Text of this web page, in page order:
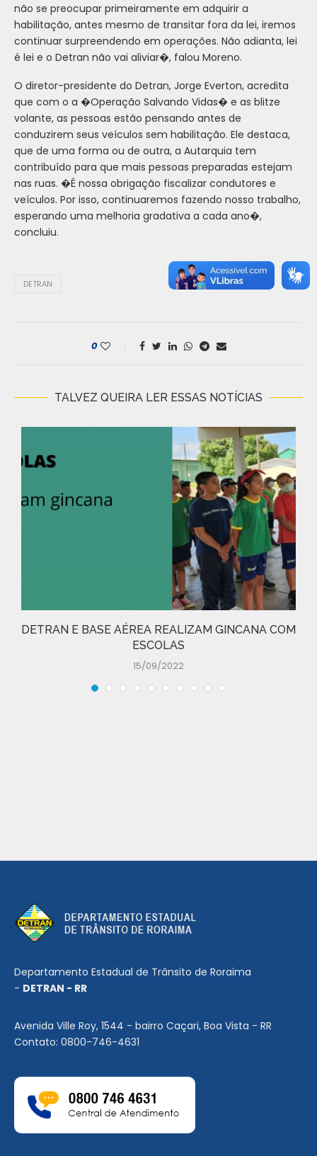
não se preocupar primeiramente em adquirir a
habilitação, antes mesmo de transitar fora da lei, iremos
continuar surpreendendo em operações. Não adianta, lei
é lei e o Detran não vai aliviar�, falou Moreno.
O diretor-presidente do Detran, Jorge Everton, acredita
que com o a �Operação Salvando Vidas� e as blitze
volante, as pessoas estão pensando antes de
conduzirem seus veículos sem habilitação. Ele destaca,
que de uma forma ou de outra, a Autarquia tem
contribuído para que mais pessoas preparadas estejam
nas ruas. �É nossa obrigação fiscalizar condutores e
veículos. Por isso, continuaremos fazendo nosso trabalho,
esperando uma melhoria gradativa a cada ano�,
concluiu.
DETRAN
0
TALVEZ QUEIRA LER ESSAS NOTÍCIAS
DETRAN E BASE AÉREA REALIZAM GINCANA COM
ESCOLAS
15/09/2022
Departamento Estadual de Trânsito de Roraima
- DETRAN - RR
Avenida Ville Roy, 1544 - bairro Caçari, Boa Vista - RR
Contato: 0800-746-4631